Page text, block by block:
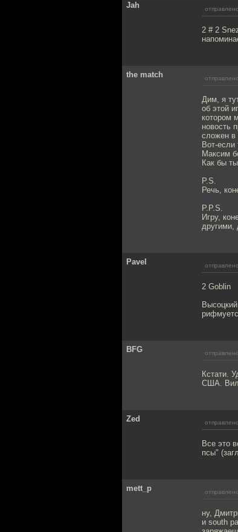
Jah
2 # 2
the match
Дим, я
об этой
котором
новость
сложен в
Вот-если
Максим
Как бы
P.S.
Речь,
P.P.S.
Игру,
Pavel
2 Goblin
BFG
Кстати.
США.
Zed
Все это
псы"
mett_p
ну,
и south